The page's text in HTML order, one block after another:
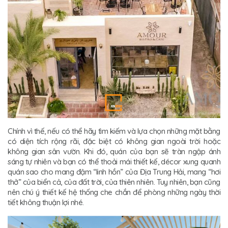
Chính vì thế, nếu có thể hãy tìm kiếm và lựa chọn những mặt bằng
có diện tích rộng rãi, đặc biệt có không gian ngoài trời hoặc
không gian sân vườn. Khi đó, quán của bạn sẽ tràn ngập ánh
sáng tự nhiên và bạn có thể thoải mái thiết kế, décor xung quanh
quán sao cho mang đậm “linh hồn” của Địa Trung Hải, mang “hơi
thở” của biển cả, của đất trời, của thiên nhiên. Tuy nhiên, bạn cũng
nên chú ý thiết kế hệ thống che chắn để phòng những ngày thời
tiết không thuận lợi nhé.